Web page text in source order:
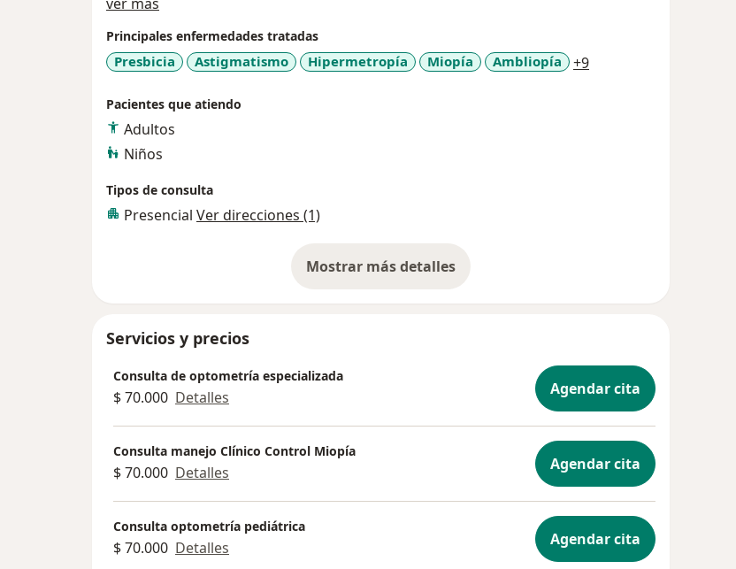
ver más
Principales enfermedades tratadas
Presbicia Astigmatismo Hipermetropía Miopía Ambliopía +9a11y_sr_more_diseases
Pacientes que atiendo
Adultos
Niños
Tipos de consulta
Presencial Ver direcciones (1)
Mostrar más detalles
sobre la experiencia
Servicios y precios
Consulta de optometría especializada
$ 70.000 Detalles Agendar cita
Consulta manejo Clínico Control Miopía
$ 70.000 Detalles Agendar cita
Consulta optometría pediátrica
$ 70.000 Detalles Agendar cita